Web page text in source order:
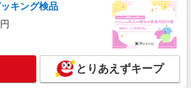
売スタッフ【docomo】
給1400円〜1600円（経験・能力による） ※
給 ★交通費別途支給（規定あり） ゜
○。・゜+゜・。○。・゜+゜ 入社祝い金10
友達を紹介頂くと, インセンテ
県福岡市東区の家電量販店
キング検品
とりあえずキープ